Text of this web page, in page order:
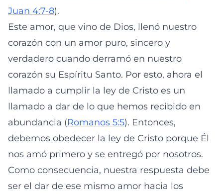
Juan 4:7-8).
Este amor, que vino de Dios, llenó nuestro
corazón con un amor puro, sincero y
verdadero cuando derramó en nuestro
corazón su Espíritu Santo. Por esto, ahora el
llamado a cumplir la ley de Cristo es un
llamado a dar de lo que hemos recibido en
abundancia (Romanos 5:5). Entonces,
debemos obedecer la ley de Cristo porque Él
nos amó primero y se entregó por nosotros.
Como consecuencia, nuestra respuesta debe
ser el dar de ese mismo amor hacia los